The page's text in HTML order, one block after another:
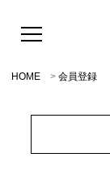
HOME 会員登録